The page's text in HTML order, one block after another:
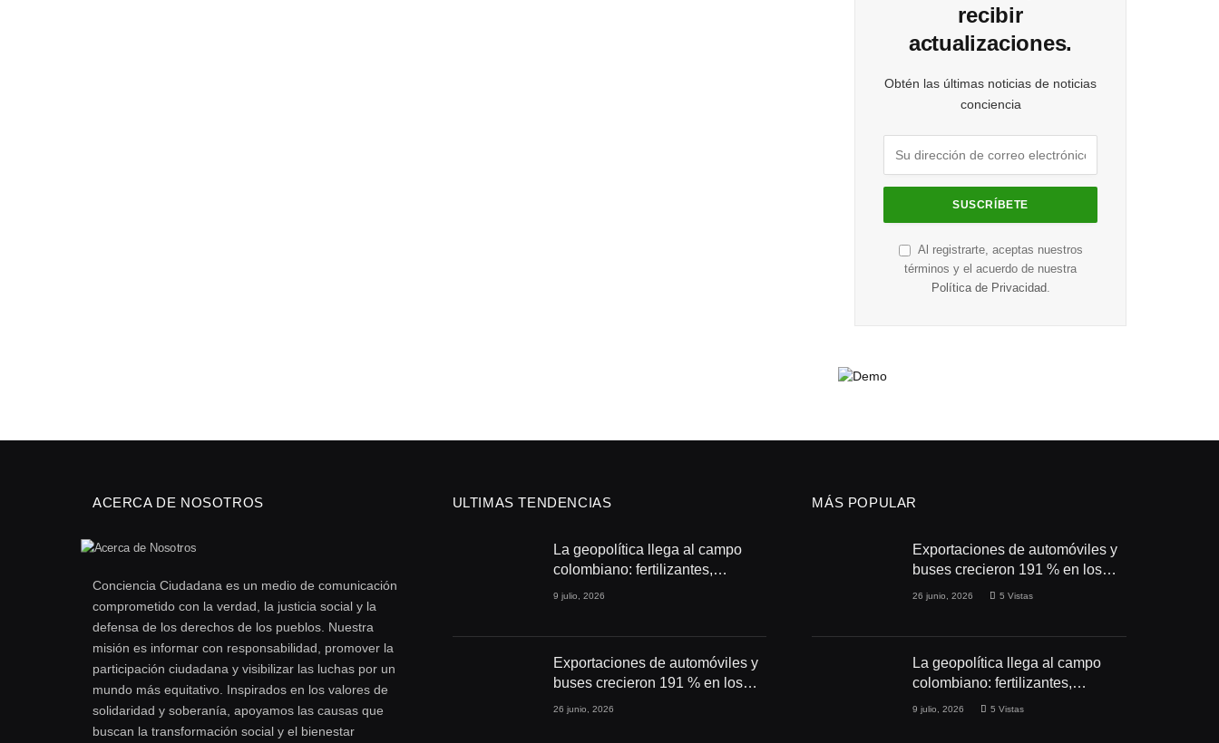
recibir
actualizaciones.
Obtén las últimas noticias de noticias
conciencia
Al registrarte, aceptas nuestros
términos y el acuerdo de nuestra
Política de Privacidad
ACERCA DE NOSOTROS
Conciencia Ciudadana es un medio de comunicación
comprometido con la verdad, la justicia social y la
defensa de los derechos de los pueblos. Nuestra
misión es informar con responsabilidad, promover la
participación ciudadana y visibilizar las luchas por un
mundo más equitativo. Inspirados en los valores de
solidaridad y soberanía, apoyamos las causas que
buscan la transformación social y el bienestar
ULTIMAS TENDENCIAS
La geopolítica llega al campo
colombiano: fertilizantes,
conflictos y seguridad
9 julio, 2026
Exportaciones de automóviles y
buses crecieron 191 % en los
primeros cuatro meses de 2026
26 junio, 2026
MÁS POPULAR
Exportaciones de automóviles y
buses crecieron 191 % en los
primeros cuatro meses de 2026
26 junio, 2026 5Vistas
La geopolítica llega al campo
colombiano: fertilizantes,
conflictos y seguridad
9 julio, 2026 5Vistas